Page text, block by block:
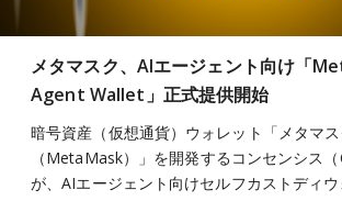
メタマスク、AIエージェント向け「
Agent Wallet」正式提供開始
暗号資産（仮想通貨）ウォレット「メタマス
（MetaMask）」を開発するコンセンシス（
が、AIエージェント向けセルフカストディ